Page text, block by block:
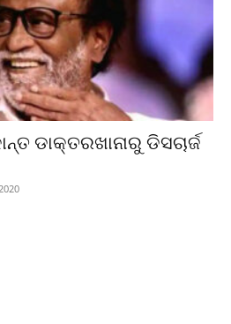
ଡାକ୍ତରଖାନାରୁ ଡିସଚାର୍ଜ